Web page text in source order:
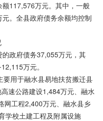
117,576万元。其中，一般
。全县政府债务余额均控制
政府债务37,055万元，其
万元。
用于融水县易地扶贫搬迁县
速公路建设1,484万元、融水
网工程2,400万元、融水县乡
学校土建工程及附属设施